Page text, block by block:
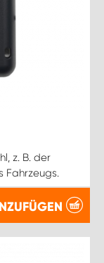
z. B. der
Fahrzeugs.